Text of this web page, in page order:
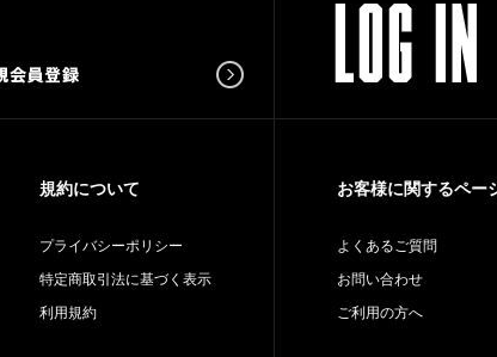
規約について
プライバシーポリシー
特定商取引法に基づく表示
利用規約
お客様に関するペー
よくあるご質問
お問い合わせ
ご利用の方へ